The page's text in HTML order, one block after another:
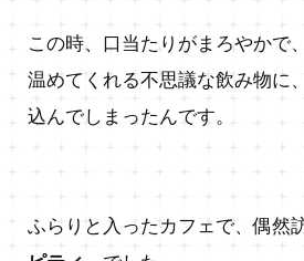
この時、口当たりがまろやかで
温めてくれる不思議な飲み物に
込んでしまったんです。
ふらりと入ったカフェで、偶然